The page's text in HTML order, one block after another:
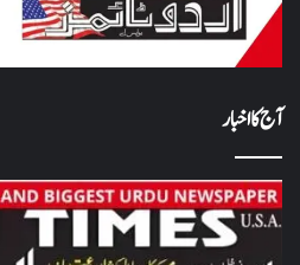
آج کا اخبار